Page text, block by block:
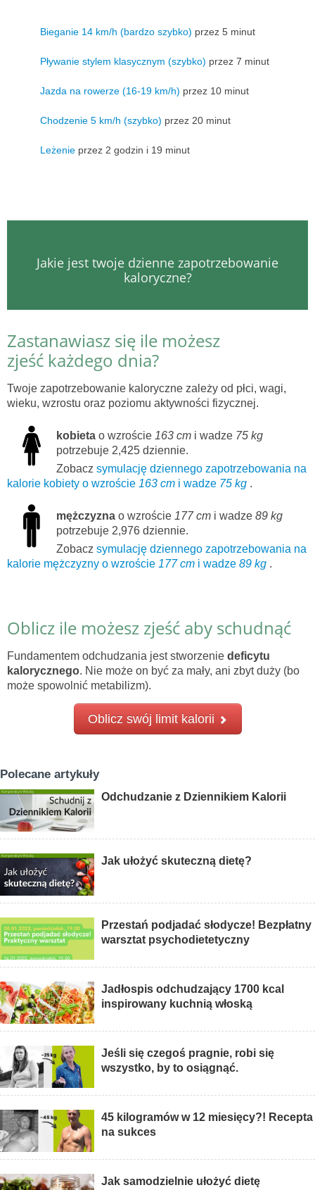
Bieganie 14 km/h (bardzo szybko) przez 5 minut
Pływanie stylem klasycznym (szybko) przez 7 minut
Jazda na rowerze (16-19 km/h) przez 10 minut
Chodzenie 5 km/h (szybko) przez 20 minut
Leżenie przez 2 godzin i 19 minut
Jakie jest twoje dzienne zapotrzebowanie
kaloryczne?
Zastanawiasz się ile możesz
zjeść każdego dnia?
Twoje zapotrzebowanie kaloryczne zależy od płci, wagi,
wieku, wzrostu oraz poziomu aktywności fizycznej.
kobieta o wzroście 163 cm i wadze 75 kg
potrzebuje 2,425 dziennie.
Zobacz symulację dziennego zapotrzebowania na
kalorie kobiety o wzroście 163 cm i wadze 75 kg .
mężczyzna o wzroście 177 cm i wadze 89 kg
potrzebuje 2,976 dziennie.
Zobacz symulację dziennego zapotrzebowania na
kalorie mężczyzny o wzroście 177 cm i wadze 89 kg .
Oblicz ile możesz zjeść aby schudnąć
Fundamentem odchudzania jest stworzenie deficytu
kalorycznego. Nie może on być za mały, ani zbyt duży (bo
może spowolnić metabilizm).
Oblicz swój limit kalorii
Polecane artykuły
Odchudzanie z Dziennikiem Kalorii
Jak ułożyć skuteczną dietę?
Przestań podjadać słodycze! Bezpłatny
warsztat psychodietetyczny
Jadłospis odchudzający 1700 kcal
inspirowany kuchnią włoską
Jeśli się czegoś pragnie, robi się
wszystko, by to osiągnąć.
45 kilogramów w 12 miesięcy?! Recepta
na sukces
Jak samodzielnie ułożyć dietę